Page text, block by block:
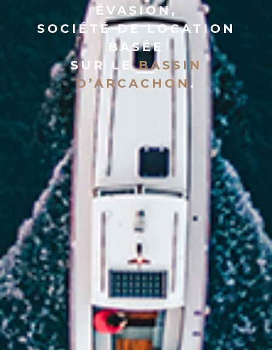
ÉVASION,
SOCIÉTÉ DE LOCATION
BASÉE
SUR LEBASSIN
D’ARCACHON.